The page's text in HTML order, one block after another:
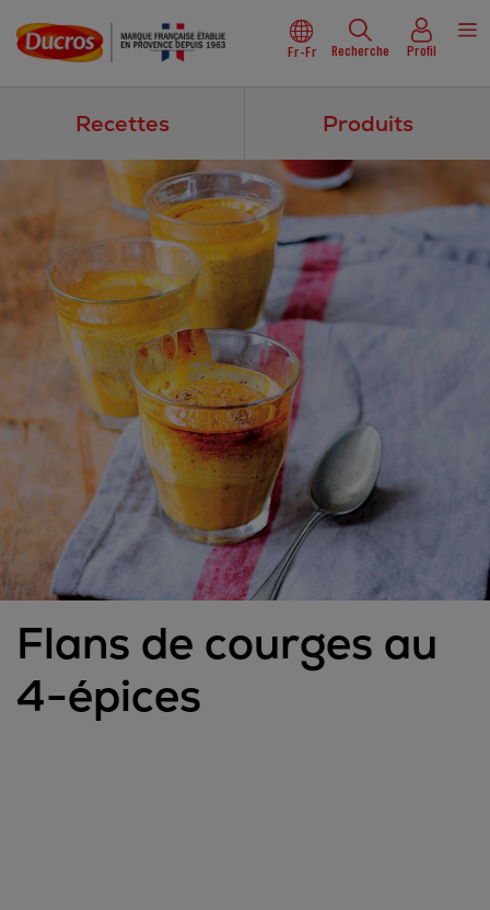
Fr-Fr Recherche Profil
Recettes Produits
Flans de courges au
4-épices